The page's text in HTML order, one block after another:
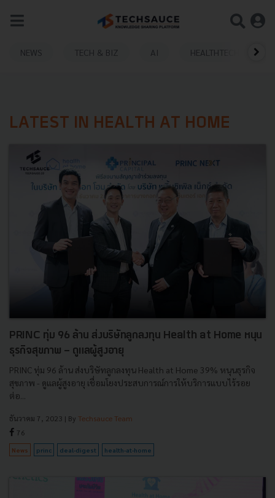
NEWS TECH & BIZ AI HEALTHTECH
LATEST IN HEALTH AT HOME
PRINC ทุ่ม 96 ล้าน ส่งบริษัทลูกลงทุน Health at Home หนุน
ธุรกิจสุขภาพ - ดูแลผู้สูงอายุ
PRINC ทุ่ม 96 ล้าน ส่งบริษัทลูกลงทุน Health at Home 39% หนุนธุรกิจ
สุขภาพ - ดูแลผู้สูงอายุ เชื่อมโยงประสบการณ์การให้บริการแบบไร้รอย
ต่อ...
ธันวาคม 7, 2023 | By Techsauce Team
76
News princ deal-digest health-at-home